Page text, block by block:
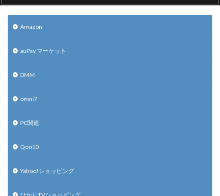
Amazon
auPay マーケット
DMM
omni7
PC関連
Qoo10
Yahoo!ショッピング